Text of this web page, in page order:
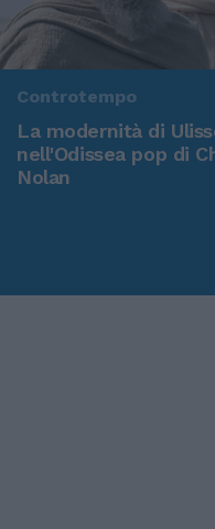
Controtempo
La modernità di
nell'Odissea pop di
Nolan